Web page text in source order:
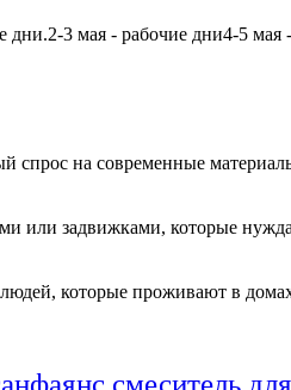
3 мая - рабочие дни4-5
на современные
или задвижками, которые
которые проживают в
смеситель